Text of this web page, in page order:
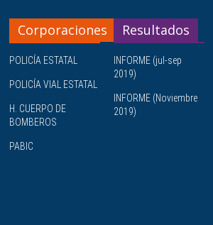
Corporaciones
POLICÍA ESTATAL
POLICÍA VIAL ESTATAL
H. CUERPO DE
BOMBEROS
PABIC
Resultados
INFORME (jul-sep
2019)
INFORME (Noviembre
2019)